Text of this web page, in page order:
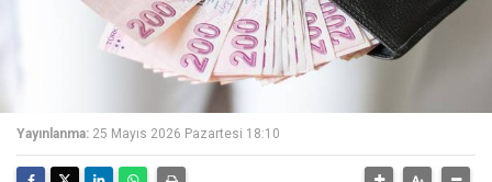
Yayınlanma: 25 Mayıs 2026 Pazartesi 18:10